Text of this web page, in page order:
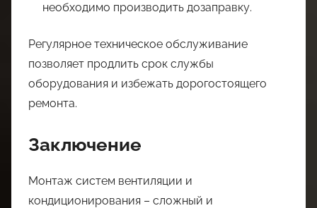
необходимо производить дозаправку.
Регулярное техническое обслуживание
позволяет продлить срок службы
оборудования и избежать дорогостоящего
ремонта.
Заключение
Монтаж систем вентиляции и
кондиционирования – сложный и